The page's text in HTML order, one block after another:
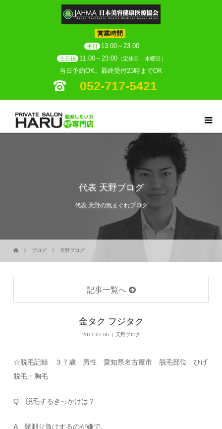
営業時間
平日 13:00～23:00
土日祝 11:00～23:00 （定休日：水曜日）
当日予約OK。最終受付23時までOK
052-717-5421
代表 天野ブログ
代表 天野の気まぐれブログ
ブログ 天野ブログ
記事一覧へ
金タク フジタク
2011.07.06 天野ブログ
☆脱毛記録 ３７歳 男性 愛知県名古屋市 脱毛部位 ひげ
脱毛・胸毛
Q 脱毛するきっかけは？
A 髭剃り負けするのが嫌で。